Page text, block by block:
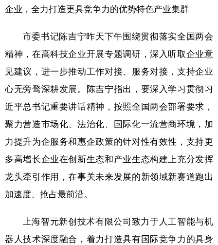
企业，全力打造更具竞争力的优势特色产业集群
市委书记陈吉宁昨天下午围绕贯彻落实全国两会
精神，在高科技企业开展专题调研，深入听取企业意
见建议，进一步推动工作对接、服务对接，支持企业
心无旁骛深耕发展。陈吉宁指出，要深入学习贯彻习
近平总书记重要讲话精神，按照全国两会部署要求，
聚力营造市场化、法治化、国际化一流营商环境，加
力提升为企服务和惠企政策的针对性有效性，支持更
多高增长企业在创新生态和产业生态构建上充分发挥
龙头牵引作用，在事关未来发展的新领域新赛道跑出
加速度、抢占最前沿。
上海智元新创技术有限公司致力于人工智能与机
器人技术深度融合，着力打造具有国际竞争力的具身